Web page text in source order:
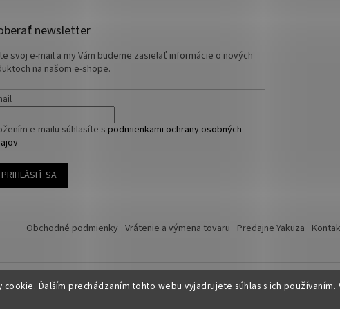
Ďalším prechádzaním tohto webu vyjadrujete súhlas s ich používaním.
newsletter
svoj e-mail a my Vám budeme zasielať informácie o nových
na našom e-shope.
e-mailu súhlasíte s podmienkami ochrany osobných
PRIHLÁSIŤ SA
Obchodné podmienky Vrátenie a výmena tovaru Predajne Yakuza
Upraviť nastavenie cookies